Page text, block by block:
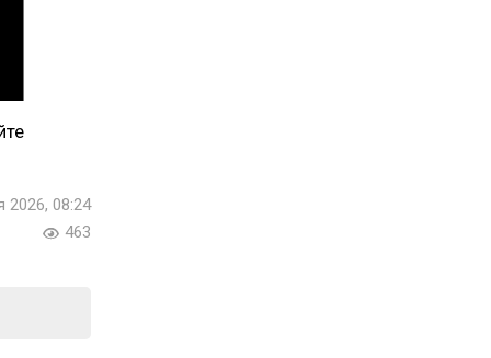
2026, 08:24
463